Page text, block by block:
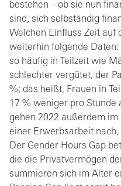
bestehen – ob sie nun
sind, sich selbständig
Welchen Einfluss Zeit auf
weiterhin folgende
so häufig in Teilzeit wie
schlechter vergütet, der
%; das heißt, Frauen in
17 % weniger pro Stunde
gehen 2022 außerdem
einer Erwerbsarbeit
Der Gender Hours Gap
die die Privatvermögen
summieren sich im Alter